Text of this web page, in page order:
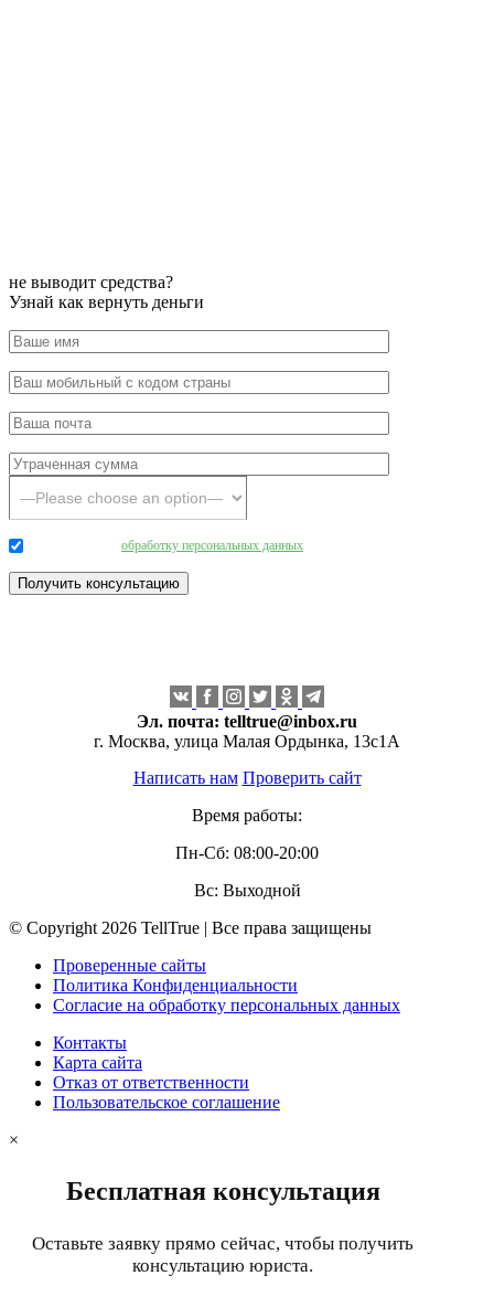
не выводит средства?
Узнай как вернуть деньги
обработку персональных данных
Эл. почта: telltrue@inbox.ru
г. Москва, улица Малая Ордынка, 13с1А
Написать нам Проверить сайт
Время работы:
Пн-Сб: 08:00-20:00
Вс: Выходной
© Copyright 2026 TellTrue | Все права защищены
Проверенные сайты
Политика Конфиденциальности
Согласие на обработку персональных данных
Контакты
Карта сайта
Отказ от ответственности
Пользовательское соглашение
×
Бесплатная консультация
Оставьте заявку прямо сейчас, чтобы получить
консультацию юриста.